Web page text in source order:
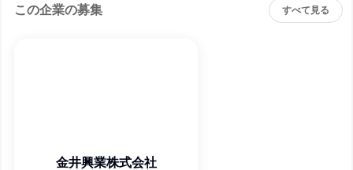
この企業の募集 すべて見る
金井興業株式会社